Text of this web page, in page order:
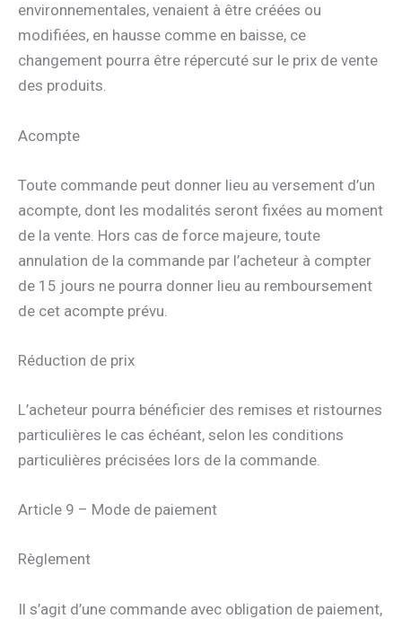
environnementales, venaient à être créées ou
modifiées, en hausse comme en baisse, ce
changement pourra être répercuté sur le prix de vente
des produits.
Acompte
Toute commande peut donner lieu au versement d’un
acompte, dont les modalités seront fixées au moment
de la vente. Hors cas de force majeure, toute
annulation de la commande par l’acheteur à compter
de 15 jours ne pourra donner lieu au remboursement
de cet acompte prévu.
Réduction de prix
L’acheteur pourra bénéficier des remises et ristournes
particulières le cas échéant, selon les conditions
particulières précisées lors de la commande.
Article 9 – Mode de paiement
Règlement
Il s’agit d’une commande avec obligation de paiement,